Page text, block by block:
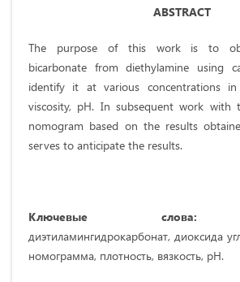
ABSTRACT
The purpose of this work is to
bicarbonate from diethylamine using
identify it at various concentrations
viscosity, pH. In subsequent work
nomogram based on the results
serves to anticipate the results.
Ключевые
диэтиламингидрокарбонат, диоксида
номограмма, плотность, вязкость, рН.